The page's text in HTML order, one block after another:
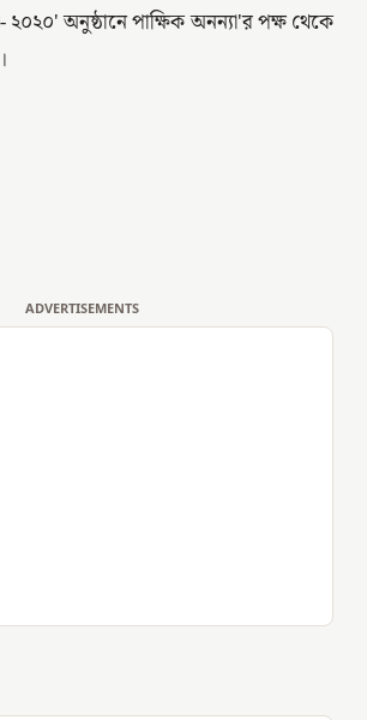
২০২০' অনুষ্ঠানে পাক্ষিক অনন্যা'র পক্ষ থেকে
ADVERTISEMENTS